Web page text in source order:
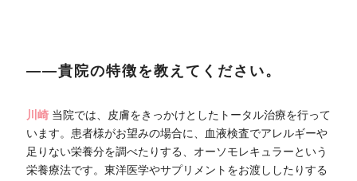
――貴院の特徴を教えてください。
川崎 当院では、皮膚をきっかけとしたトータル治療を行って
います。患者様がお望みの場合に、血液検査でアレルギーや
足りない栄養分を調べたりする、オーソモレキュラーという
栄養療法です。東洋医学やサプリメントをお渡ししたりする